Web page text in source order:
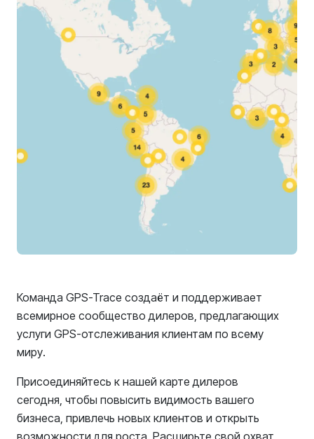
Команда GPS-Trace создаёт и поддерживает
всемирное сообщество дилеров, предлагающих
услуги GPS-отслеживания клиентам по всему
миру.
Присоединяйтесь к нашей карте дилеров
сегодня, чтобы повысить видимость вашего
бизнеса, привлечь новых клиентов и открыть
возможности для роста. Расширьте свой охват